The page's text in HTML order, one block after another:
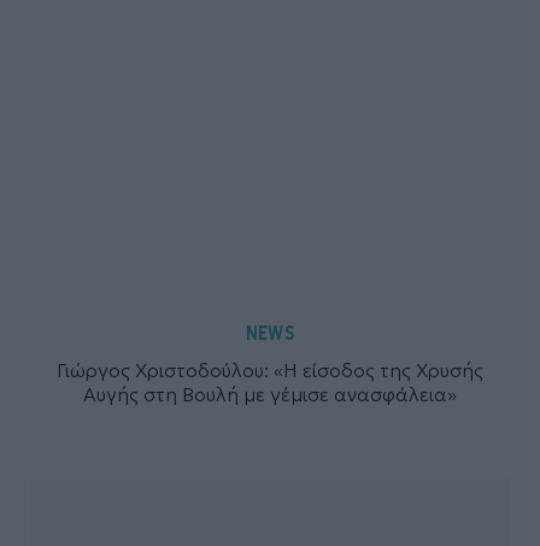
NEWS
Γιώργος Χριστοδούλου: «Η είσοδος της Χρυσής
Αυγής στη Βουλή με γέμισε ανασφάλεια»